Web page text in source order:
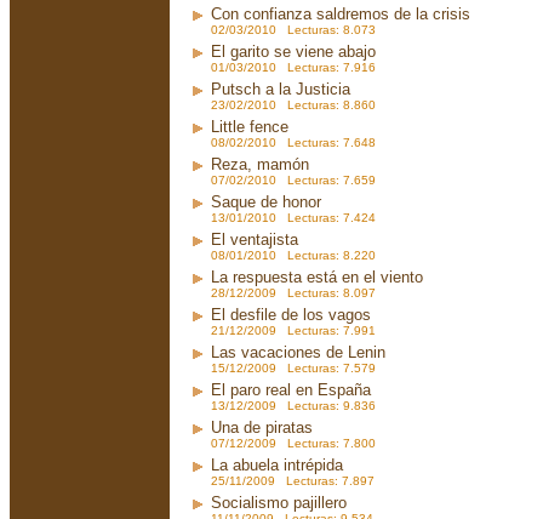
Con confianza saldremos de la crisis
02/03/2010 Lecturas: 8.073
El garito se viene abajo
01/03/2010 Lecturas: 7.916
Putsch a la Justicia
23/02/2010 Lecturas: 8.860
Little fence
08/02/2010 Lecturas: 7.648
Reza, mamón
07/02/2010 Lecturas: 7.659
Saque de honor
13/01/2010 Lecturas: 7.424
El ventajista
08/01/2010 Lecturas: 8.220
La respuesta está en el viento
28/12/2009 Lecturas: 8.097
El desfile de los vagos
21/12/2009 Lecturas: 7.991
Las vacaciones de Lenin
15/12/2009 Lecturas: 7.579
El paro real en España
13/12/2009 Lecturas: 9.836
Una de piratas
07/12/2009 Lecturas: 7.800
La abuela intrépida
25/11/2009 Lecturas: 7.897
Socialismo pajillero